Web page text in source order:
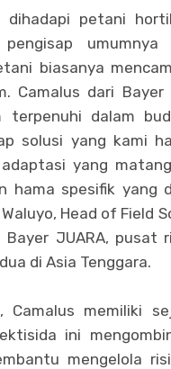
dihadapi petani
biasanya
Camalus dari
terpenuhi dalam
solusi yang kami
yang
hama spesifik yang
Head of Field
Bayer JUARA, pusat
di Asia Tenggara.
Camalus memiliki
ini
mengelola